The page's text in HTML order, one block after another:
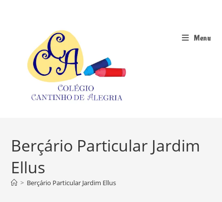
Menu
Berçário Particular Jardim
Ellus
> Berçário Particular Jardim Ellus